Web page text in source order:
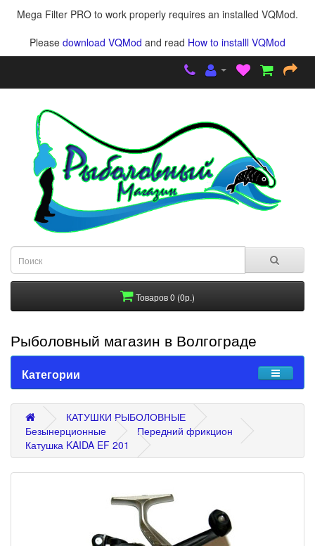
Mega Filter PRO to work properly requires an installed VQMod.
Please download VQMod and read How to installl VQMod
Товаров 0 (0р.)
Рыболовный магазин в Волгограде
Категории
КАТУШКИ РЫБОЛОВНЫЕ
Безынерционные
Передний фрикцион
Катушка KAIDA EF 201